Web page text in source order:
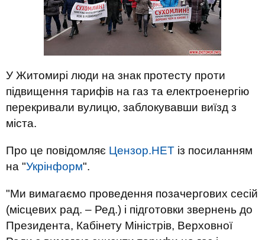
У Житомирі люди на знак протесту проти
підвищення тарифів на газ та електроенергію
перекривали вулицю, заблокувавши виїзд з
міста.
Про це повідомляє Цензор.НЕТ із посиланням
на "Укрінформ".
"Ми вимагаємо проведення позачергових сесій
(місцевих рад. – Ред.) і підготовки звернень до
Президента, Кабінету Міністрів, Верховної